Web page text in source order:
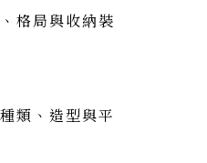
格局與收納裝
類、造型與平